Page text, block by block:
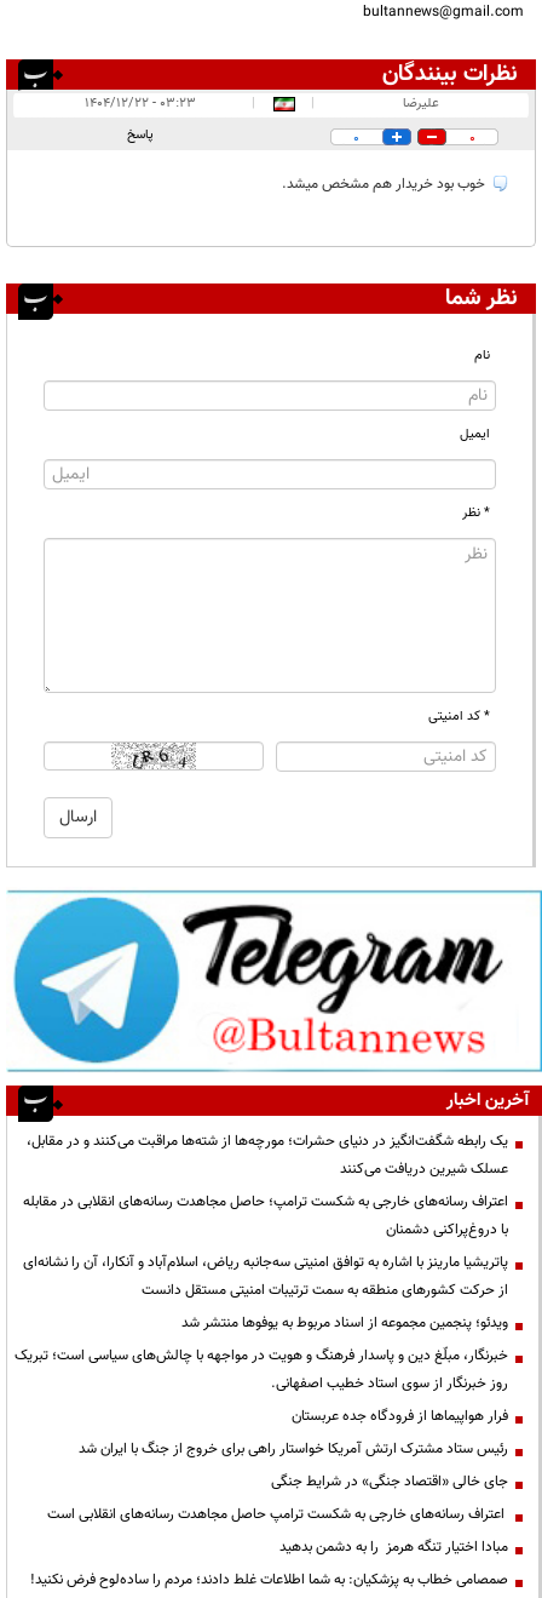
bultannews@gmail.com
نظرات بینندگان
در انتظار بررسی:
عليرضا |
|
۰۳:۲۳ - ۱۴۰۴/۱۲/۲۲
0
0 پاسخ
خوب بود خریدار هم مشخص میشد.
نظر شما
نام
ایمیل
* نظر
* کد امنیتی
آخرین اخبار
یک رابطه شگفت‌انگیز در دنیای حشرات؛ مورچه‌ها از شته‌ها مراقبت می‌کنند و در مقابل،
عسلک شیرین دریافت می‌کنند
اعتراف رسانه‌های خارجی به شکست ترامپ؛ حاصل مجاهدت رسانه‌های انقلابی در مقابله
با دروغ‌پراکنی دشمنان
پاتریشیا مارینز با اشاره به توافق امنیتی سه‌جانبه ریاض، اسلام‌آباد و آنکارا، آن را نشانه‌ای
از حرکت کشورهای منطقه به سمت ترتیبات امنیتی مستقل دانست
ویدئو؛ پنجمین مجموعه از اسناد مربوط به یوفوها منتشر شد
خبرنگار، مبلّغ دین و پاسدار فرهنگ و هویت در مواجهه با چالش‌های سیاسی است؛ تبریک
روز خبرنگار از سوی استاد خطیب اصفهانی.
فرار هواپیماها از فرودگاه جده عربستان
رئیس ستاد مشترک ارتش آمریکا خواستار راهی برای خروج از جنگ با ایران شد
جای خالی «اقتصاد جنگی» در شرایط جنگی
اعتراف رسانه‌های خارجی به شکست ترامپ حاصل مجاهدت رسانه‌های انقلابی است
مبادا اختیار تنگه هرمز را به دشمن بدهید
صمصامی خطاب به پزشکیان: به شما اطلاعات غلط دادند؛ مردم را ساده‌لوح فرض نکنید!